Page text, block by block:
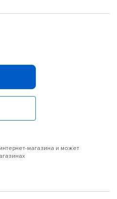
магазина и может